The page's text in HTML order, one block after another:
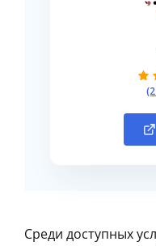
Среди доступных